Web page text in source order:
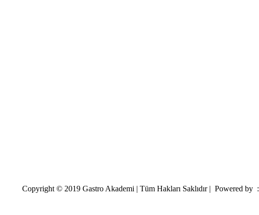
Copyright © 2019 Gastro Akademi | Tüm Hakları Saklıdır | Powered by :